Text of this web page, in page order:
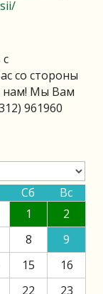
со стороны
нам! Мы Вам
961960
Сб
Вс
1
2
8
9
15
16
22
23